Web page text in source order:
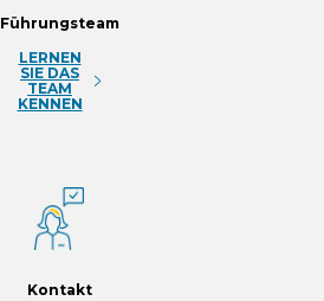
Führungsteam
LERNEN
SIE DAS
TEAM
KENNEN
Kontakt